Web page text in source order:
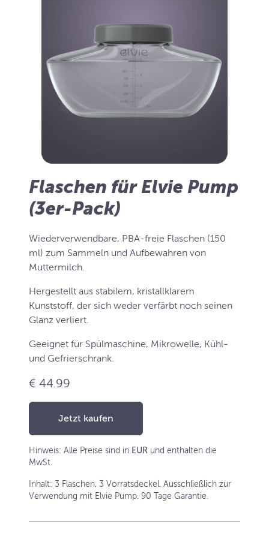
Flaschen für Elvie Pump
(3er-Pack)
Wiederverwendbare, PBA-freie Flaschen (150
ml) zum Sammeln und Aufbewahren von
Muttermilch.
Hergestellt aus stabilem, kristallklarem
Kunststoff, der sich weder verfärbt noch seinen
Glanz verliert.
Geeignet für Spülmaschine, Mikrowelle, Kühl-
und Gefrierschrank.
€ 44.99
Jetzt kaufen
Hinweis: Alle Preise sind in EUR und enthalten die
MwSt.
Inhalt: 3 Flaschen, 3 Vorratsdeckel. Ausschließlich zur
Verwendung mit Elvie Pump. 90 Tage Garantie.